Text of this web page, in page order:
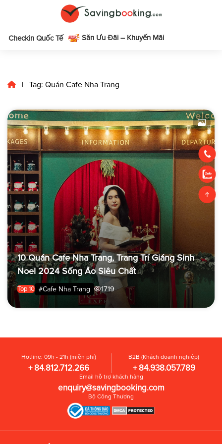
Checkin Quốc Tế Săn Ưu Đãi – Khuyến Mãi
| Tag: Quán Cafe Nha Trang
10 Quán Cafe Nha Trang, Trang Trí Giáng Sinh
Noel 2024 Sống Ảo Siêu Chất
Top 10 #Cafe Nha Trang 1719
Hotline: 09h - 21h (miễn phí)
+ 84.812.712.266
B2B (Khách doanh nghiệp)
+ 84.938.057.789
Email hỗ trợ khách hàng
enquiry@savingbooking.com
Bộ Công Thương